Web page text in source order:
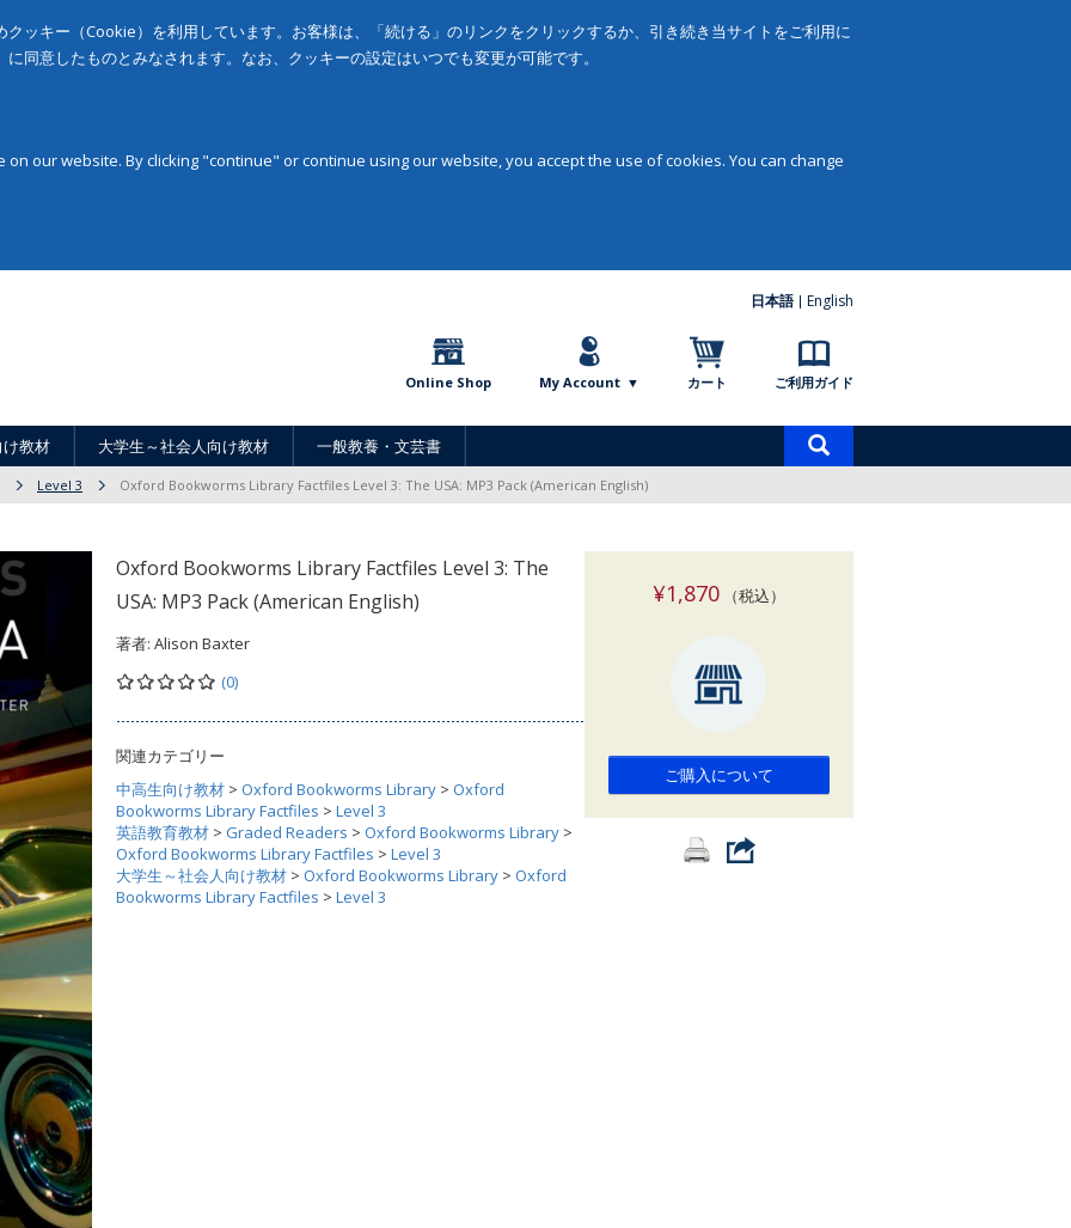
ッキー（Cookie）を利用しています。お客様は、「続ける」のリンクをクリックするか、引き続き当サイトをご利用に
同意したものとみなされます。なお、クッキーの設定はいつでも変更が可能です。
our website. By clicking "continue" or continue using our website, you accept the use of cookies. You can change
日本語 English
Online Shop My Account カート ご利用ガイド
教材 大学生～社会人向け教材 一般教養・文芸書
索
Level 3 Oxford Bookworms Library Factfiles Level 3: The USA: MP3 Pack (American English)
Oxford Bookworms Library Factfiles Level 3: The
USA: MP3 Pack (American English)
著者: Alison Baxter
(0)
関連カテゴリー
中高生向け教材 > Oxford Bookworms Library > Oxford
Bookworms Library Factfiles > Level 3
英語教育教材 > Graded Readers > Oxford Bookworms Library >
Oxford Bookworms Library Factfiles > Level 3
大学生～社会人向け教材 > Oxford Bookworms Library > Oxford
Bookworms Library Factfiles > Level 3
¥1,870（税込）
ご購入について